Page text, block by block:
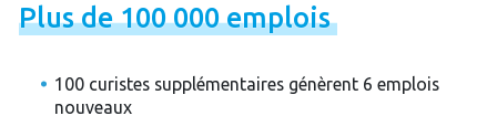
Plusde100000emplois
100 curistes supplémentaires génèrent 6 emplois
nouveaux